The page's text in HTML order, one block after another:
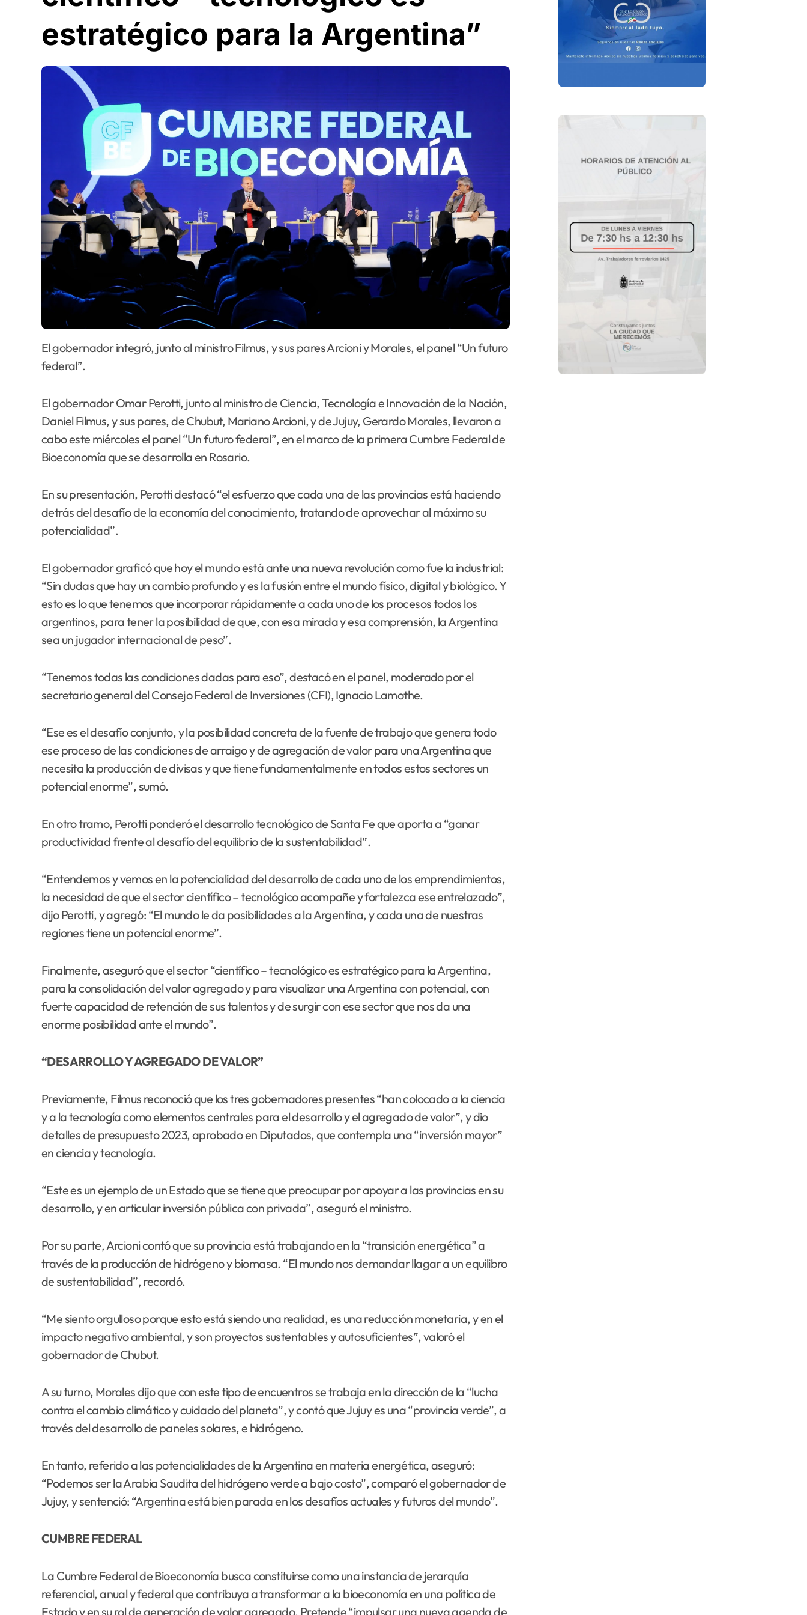
estratégico para la Argentina”
El gobernador integró, junto al ministro Filmus, y sus pares Arcioni y Morales, el panel “Un futuro
federal”.
El gobernador Omar Perotti, junto al ministro de Ciencia, Tecnología e Innovación de la Nación,
Daniel Filmus, y sus pares, de Chubut, Mariano Arcioni, y de Jujuy, Gerardo Morales, llevaron a
cabo este miércoles el panel “Un futuro federal”, en el marco de la primera Cumbre Federal de
Bioeconomía que se desarrolla en Rosario.
En su presentación, Perotti destacó “el esfuerzo que cada una de las provincias está haciendo
detrás del desafío de la economía del conocimiento, tratando de aprovechar al máximo su
potencialidad”.
El gobernador graficó que hoy el mundo está ante una nueva revolución como fue la industrial:
“Sin dudas que hay un cambio profundo y es la fusión entre el mundo físico, digital y biológico. Y
esto es lo que tenemos que incorporar rápidamente a cada uno de los procesos todos los
argentinos, para tener la posibilidad de que, con esa mirada y esa comprensión, la Argentina
sea un jugador internacional de peso”.
“Tenemos todas las condiciones dadas para eso”, destacó en el panel, moderado por el
secretario general del Consejo Federal de Inversiones (CFI), Ignacio Lamothe.
“Ese es el desafío conjunto, y la posibilidad concreta de la fuente de trabajo que genera todo
ese proceso de las condiciones de arraigo y de agregación de valor para una Argentina que
necesita la producción de divisas y que tiene fundamentalmente en todos estos sectores un
potencial enorme”, sumó.
En otro tramo, Perotti ponderó el desarrollo tecnológico de Santa Fe que aporta a “ganar
productividad frente al desafío del equilibrio de la sustentabilidad”.
“Entendemos y vemos en la potencialidad del desarrollo de cada uno de los emprendimientos,
la necesidad de que el sector científico – tecnológico acompañe y fortalezca ese entrelazado”,
dijo Perotti, y agregó: “El mundo le da posibilidades a la Argentina, y cada una de nuestras
regiones tiene un potencial enorme”.
Finalmente, aseguró que el sector “científico – tecnológico es estratégico para la Argentina,
para la consolidación del valor agregado y para visualizar una Argentina con potencial, con
fuerte capacidad de retención de sus talentos y de surgir con ese sector que nos da una
enorme posibilidad ante el mundo”.
“DESARROLLO Y AGREGADO DE VALOR”
Previamente, Filmus reconoció que los tres gobernadores presentes “han colocado a la ciencia
y a la tecnología como elementos centrales para el desarrollo y el agregado de valor”, y dio
detalles de presupuesto 2023, aprobado en Diputados, que contempla una “inversión mayor”
en ciencia y tecnología.
“Este es un ejemplo de un Estado que se tiene que preocupar por apoyar a las provincias en su
desarrollo, y en articular inversión pública con privada”, aseguró el ministro.
Por su parte, Arcioni contó que su provincia está trabajando en la “transición energética” a
través de la producción de hidrógeno y biomasa. “El mundo nos demandar llagar a un equilibro
de sustentabilidad”, recordó.
“Me siento orgulloso porque esto está siendo una realidad, es una reducción monetaria, y en el
impacto negativo ambiental, y son proyectos sustentables y autosuficientes”, valoró el
gobernador de Chubut.
A su turno, Morales dijo que con este tipo de encuentros se trabaja en la dirección de la “lucha
contra el cambio climático y cuidado del planeta”, y contó que Jujuy es una “provincia verde”, a
través del desarrollo de paneles solares, e hidrógeno.
En tanto, referido a las potencialidades de la Argentina en materia energética, aseguró:
“Podemos ser la Arabia Saudita del hidrógeno verde a bajo costo”, comparó el gobernador de
Jujuy, y sentenció: “Argentina está bien parada en los desafíos actuales y futuros del mundo”.
CUMBRE FEDERAL
La Cumbre Federal de Bioeconomía busca constituirse como una instancia de jerarquía
referencial, anual y federal que contribuya a transformar a la bioeconomía en una política de
Estado y en su rol de generación de valor agregado. Pretende “impulsar una nueva agenda de